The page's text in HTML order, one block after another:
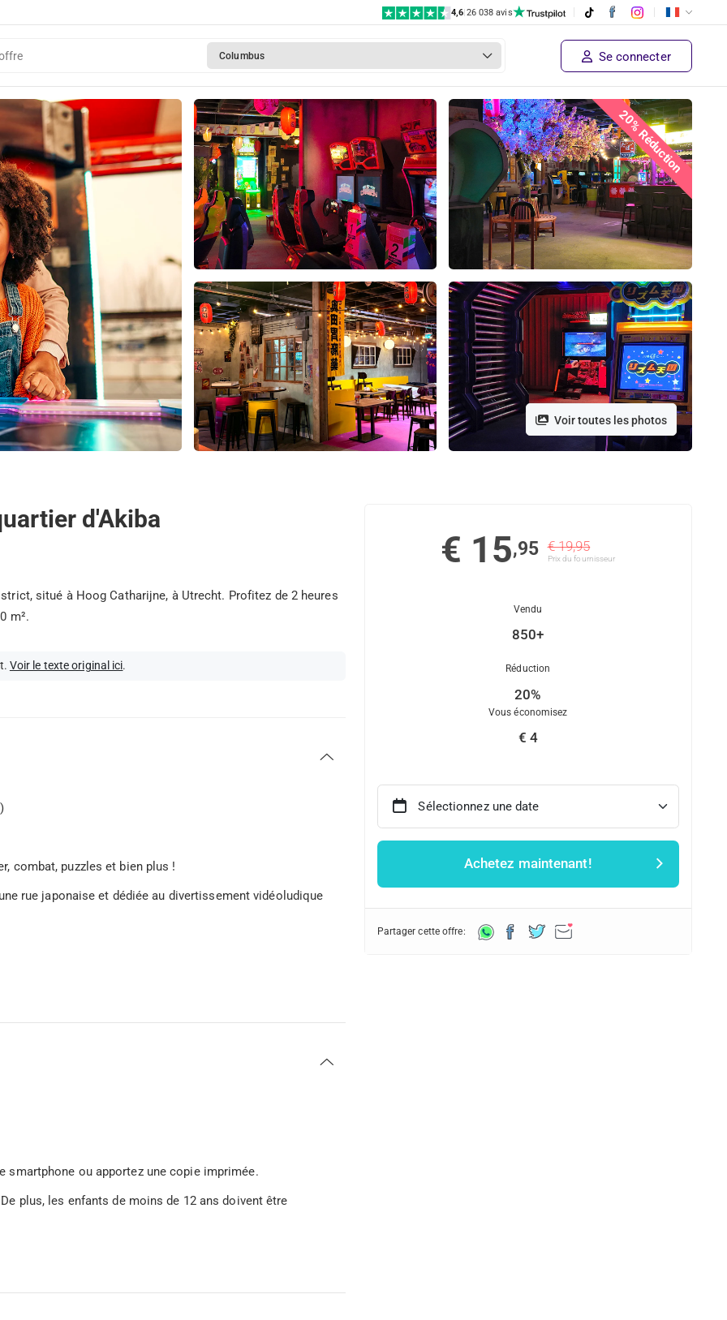
4,6|26 038 avis
Columbus Se connecter
20% Réduction
Voir toutes les photos
d'Akiba
situé à Hoog Catharijne, à Utrecht. Profitez de 2 heures
m².
Voir le texte original ici.
combat, puzzles et bien plus !
rue japonaise et dédiée au divertissement vidéoludique
smartphone ou apportez une copie imprimée.
plus, les enfants de moins de 12 ans doivent être
€ 15,95 € 19,95
Prix ​​du fournisseur
Vendu
850+
Réduction
20%
Vous économisez
€ 4
Sélectionnez une date
Achetez maintenant!
Partager cette offre: